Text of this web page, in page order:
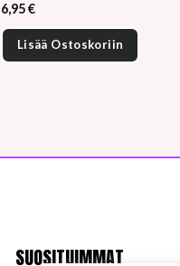
6,95€
Lisää Ostoskoriin
SUOSITUIMMAT